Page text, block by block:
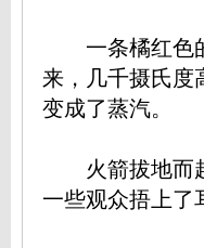
一条橘红色的
来，几千摄氏度
变成了蒸汽。
火箭拔地而起
一些观众捂上了